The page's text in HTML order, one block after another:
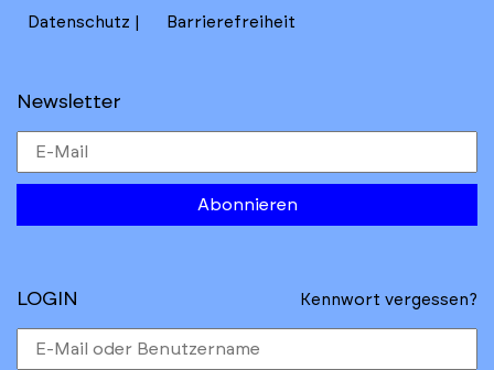
Datenschutz Barrierefreiheit
Newsletter
Abonnieren
LOGIN Kennwort vergessen?